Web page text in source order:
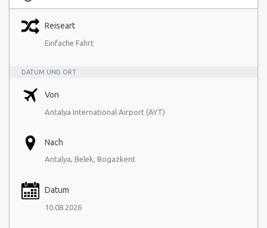
Reiseart
Einfache Fahrt
DATUM UND ORT
Von
Antalya International Airport (AYT)
Nach
Antalya, Belek, Bogazkent
Datum
10.08.2026